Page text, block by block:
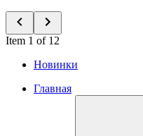
Item 1 of 12
Новинки
Главная